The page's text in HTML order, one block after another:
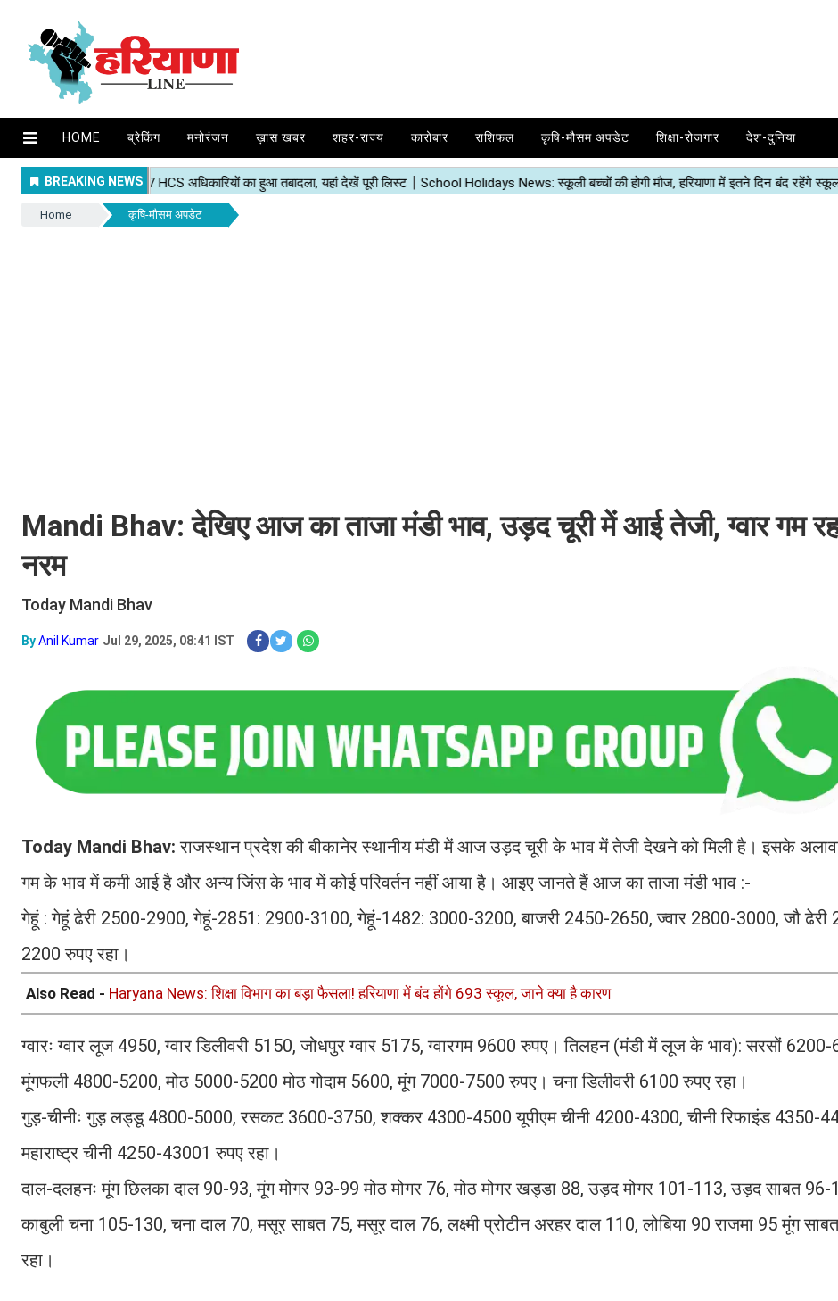
HOME ब्रेकिंग मनोरंजन ख़ास खबर शहर-राज्य कारोबार राशिफल कृषि-मौसम अपडेट शिक्षा-रोजगार देश-दुनिया
Home कृषि-मौसम अपडेट
Mandi Bhav: देखिए आज का ताजा मंडी भाव, उड़द चूरी में आई तेजी, ग्वार गम
नरम
Today Mandi Bhav
ByAnil Kumar Jul 29, 2025, 08:41 IST
Today Mandi Bhav:राजस्थान प्रदेश की बीकानेर स्थानीय मंडी में आज उड़द चूरी के भाव में तेजी देखने को मिली है। इसके अलावा
गम के भाव में कमी आई है और अन्य जिंस के भाव में कोई परिवर्तन नहीं आया है। आइए जानते हैं आज का ताजा मंडी भाव :-
गेहूं : गेहूं ढेरी 2500-2900, गेहूं-2851: 2900-3100, गेहूं-1482: 3000-3200, बाजरी 2450-2650, ज्वार 2800-3000, जौ ढेरी
2200 रुपए रहा।
Also Read - Haryana News: शिक्षा विभाग का बड़ा फैसला! हरियाणा में बंद होंगे 693 स्कूल, जाने क्या है कारण
ग्वारः ग्वार लूज 4950, ग्वार डिलीवरी 5150, जोधपुर ग्वार 5175, ग्वारगम 9600 रुपए। तिलहन (मंडी में लूज के भाव): सरसों
मूंगफली 4800-5200, मोठ 5000-5200 मोठ गोदाम 5600, मूंग 7000-7500 रुपए। चना डिलीवरी 6100 रुपए रहा।
गुड़-चीनीः गुड़ लड्डू 4800-5000, रसकट 3600-3750, शक्कर 4300-4500 यूपीएम चीनी 4200-4300, चीनी रिफाइंड 4350-
महाराष्ट्र चीनी 4250-43001 रुपए रहा।
दाल-दलहनः मूंग छिलका दाल 90-93, मूंग मोगर 93-99 मोठ मोगर 76, मोठ मोगर खड्डा 88, उड़द मोगर 101-113, उड़द साबत 96-
काबुली चना 105-130, चना दाल 70, मसूर साबत 75, मसूर दाल 76, लक्ष्मी प्रोटीन अरहर दाल 110, लोबिया 90 राजमा 95 मूंग
रहा।